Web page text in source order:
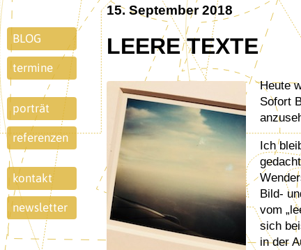
15. September 2018
LEERE TEXTE
Heute war ich im C/O Berlin, um mir in der Ausstellung
Sofort
Ich
Bild-
vom
sich
in der
BLOG
termine
porträt
referenzen
kontakt
newsletter